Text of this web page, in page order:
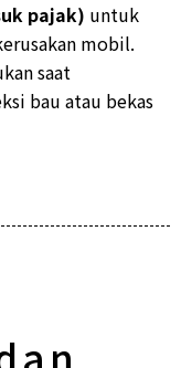
pajak) untuk
mobil.
saat
bau atau bekas